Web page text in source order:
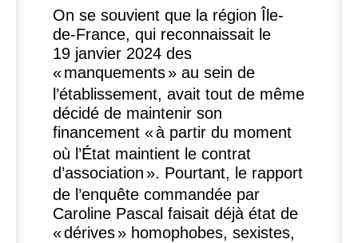
On se souvient que la région Île-
de-France, qui reconnaissait le
19 janvier 2024 des
«manquements» au sein de
l’établissement, avait tout de même
décidé de maintenir son
financement «à partir du moment
où l’État maintient le contrat
d’association ». Pourtant, le rapport
de l’enquête commandée par
Caroline Pascal faisait déjà état de
«dérives» homophobes, sexistes,